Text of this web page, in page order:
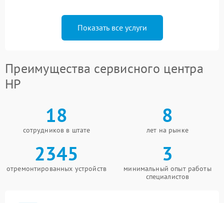
Показать все услуги
Преимущества сервисного центра
HP
18
сотрудников в штате
8
лет на рынке
2345
отремонтированных устройств
3
минимальный опыт работы
специалистов